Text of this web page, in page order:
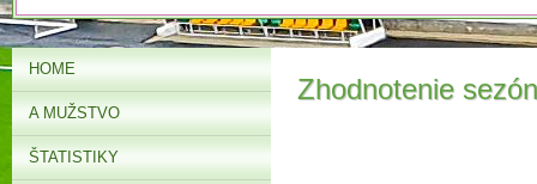
Zhodnotenie
HOME
A MUŽSTVO
ŠTATISTIKY